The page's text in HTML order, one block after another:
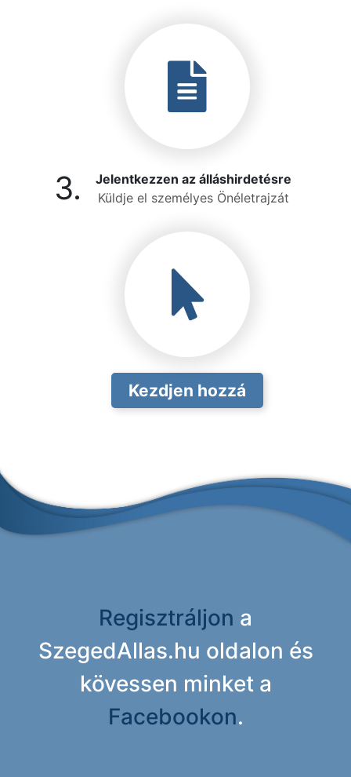
3.
Jelentkezzen az álláshirdetésre
Küldje el személyes Önéletrajzát
Kezdjen hozzá
Regisztráljon a
SzegedAllas.hu oldalon és
kövessen minket a
Facebookon.